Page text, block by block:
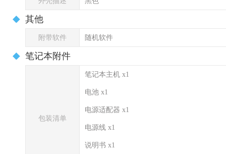
其他
附带软件 随机软件
笔记本附件
包装清单
笔记本主机 x1
电池 x1
电源适配器 x1
电源线 x1
说明书 x1